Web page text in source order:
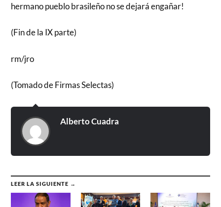
hermano pueblo brasileño no se dejará engañar!
(Fin de la IX parte)
rm/jro
(Tomado de Firmas Selectas)
Alberto Cuadra
LEER LA SIGUIENTE →